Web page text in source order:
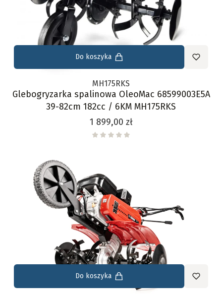
Do koszyka
MH175RKS
Glebogryzarka spalinowa OleoMac 68599003E5A
39-82cm 182cc / 6KM MH175RKS
Cena
1 899,00 zł
Do koszyka